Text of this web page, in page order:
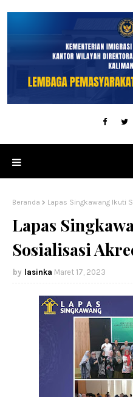
Beranda Lapas Singkawang Ikuti
Lapas
Sosialisasi
lasinka Maret 17, 2023